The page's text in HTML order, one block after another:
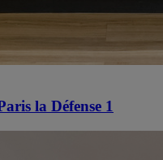
la Défense 1